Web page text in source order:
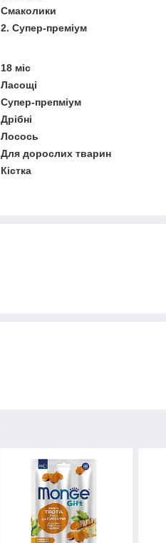
Смаколики
2. Супер-преміум
18 міс
Ласощі
Супер-препміум
Дрібні
Лосось
Для дорослих тварин
Кістка